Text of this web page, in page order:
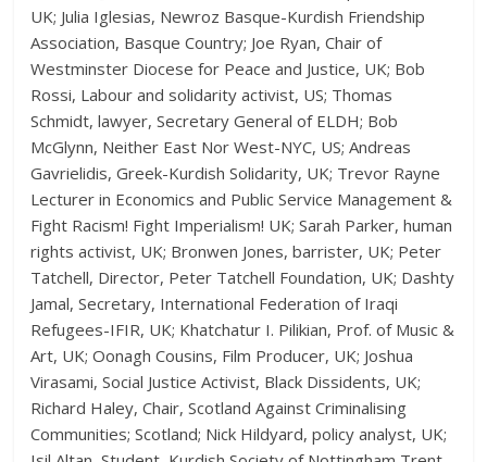
UK; Julia Iglesias, Newroz Basque-Kurdish Friendship
Association, Basque Country; Joe Ryan, Chair of
Westminster Diocese for Peace and Justice, UK; Bob
Rossi, Labour and solidarity activist, US; Thomas
Schmidt, lawyer, Secretary General of ELDH; Bob
McGlynn, Neither East Nor West-NYC, US; Andreas
Gavrielidis, Greek-Kurdish Solidarity, UK; Trevor Rayne
Lecturer in Economics and Public Service Management &
Fight Racism! Fight Imperialism! UK; Sarah Parker, human
rights activist, UK; Bronwen Jones, barrister, UK; Peter
Tatchell, Director, Peter Tatchell Foundation, UK; Dashty
Jamal, Secretary, International Federation of Iraqi
Refugees-IFIR, UK; Khatchatur I. Pilikian, Prof. of Music &
Art, UK; Oonagh Cousins, Film Producer, UK; Joshua
Virasami, Social Justice Activist, Black Dissidents, UK;
Richard Haley, Chair, Scotland Against Criminalising
Communities; Scotland; Nick Hildyard, policy analyst, UK;